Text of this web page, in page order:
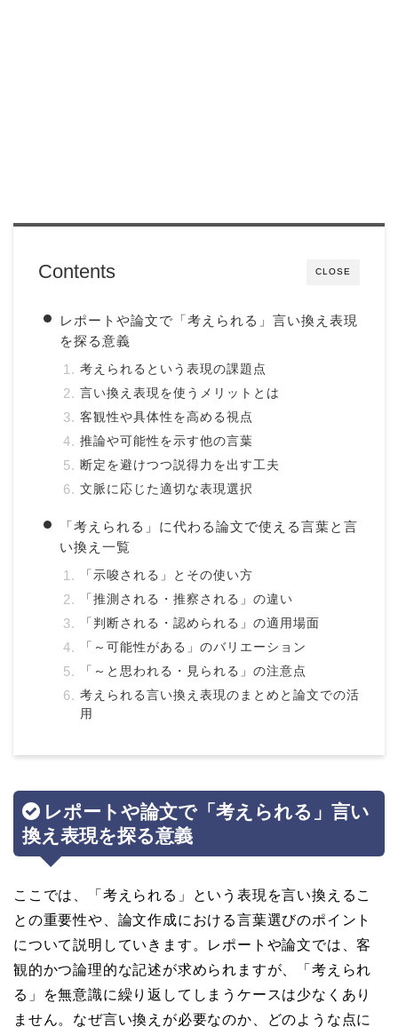
CLOSE
Contents
レポートや論文で「考えられる」言い換え表現
を探る意義
考えられるという表現の課題点
言い換え表現を使うメリットとは
客観性や具体性を高める視点
推論や可能性を示す他の言葉
断定を避けつつ説得力を出す工夫
文脈に応じた適切な表現選択
「考えられる」に代わる論文で使える言葉と言
い換え一覧
「示唆される」とその使い方
「推測される・推察される」の違い
「判断される・認められる」の適用場面
「～可能性がある」のバリエーション
「～と思われる・見られる」の注意点
考えられる言い換え表現のまとめと論文での活
用
レポートや論文で「考えられる」言い
換え表現を探る意義
ここでは、「考えられる」という表現を言い換えるこ
との重要性や、論文作成における言葉選びのポイント
について説明していきます。レポートや論文では、客
観的かつ論理的な記述が求められますが、「考えられ
る」を無意識に繰り返してしまうケースは少なくあり
ません。なぜ言い換えが必要なのか、どのような点に